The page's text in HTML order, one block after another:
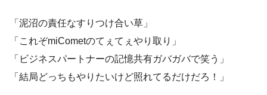
「泥沼の責任なすりつけ合い草」
「これぞmiCometのてぇてぇやり取り」
「ビジネスパートナーの記憶共有ガバガバで笑う」
「結局どっちもやりたいけど照れてるだけだろ！」